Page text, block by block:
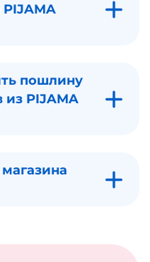
пошлину
из PIJAMA